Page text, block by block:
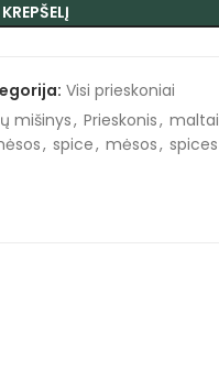
Visi prieskoniai
mišinys, Prieskonis, maltai
, spice, mėsos, spices